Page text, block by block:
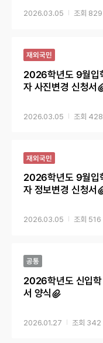
2026.03.05 829
재외국민
2026학년도 9월입
자 사진변경 신청서
2026.03.05 428
재외국민
2026학년도 9월입
자 정보변경 신청서
2026.03.05 516
공통
2026학년도 신입학
서 양식
2026.01.27 342